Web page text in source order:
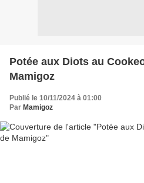
Potée aux Diots au
Mamigoz
Publié le 10/11/2024 à 01:00
Par Mamigoz